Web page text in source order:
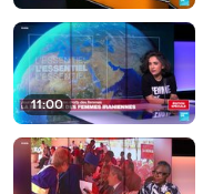
11:00